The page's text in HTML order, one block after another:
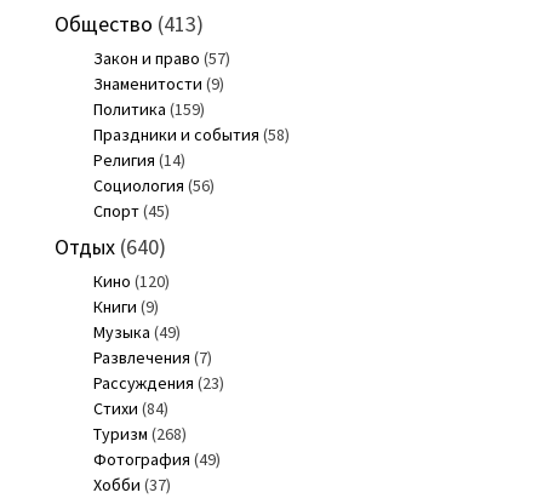
Общество (413)
Закон и право (57)
Знаменитости (9)
Политика (159)
Праздники и события (58)
Религия (14)
Социология (56)
Спорт(45)
Отдых(640)
Кино (120)
Книги (9)
Музыка (49)
Развлечения (7)
Рассуждения (23)
Стихи (84)
Туризм (268)
Фотография (49)
Хобби (37)